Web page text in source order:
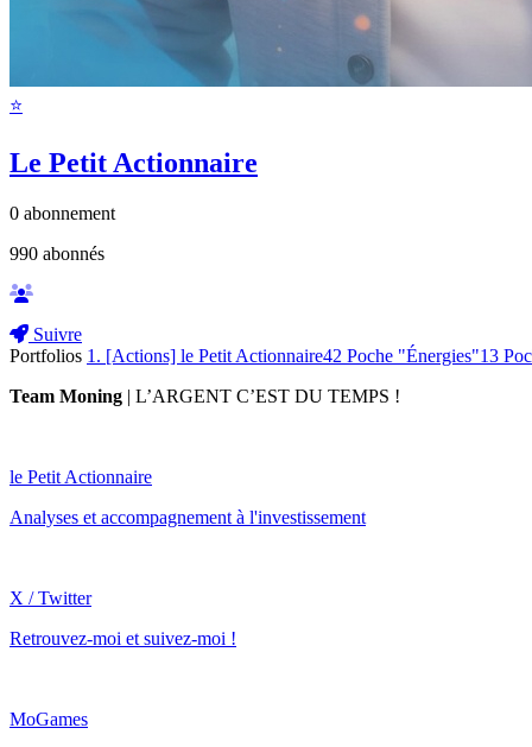
⭐️
Le Petit Actionnaire
0 abonnement
990 abonnés
Suivre
Portfolios 1. [Actions] le Petit Actionnaire42 Poche "Énergies"13
Team Moning | L’ARGENT C’EST DU TEMPS !
le Petit Actionnaire
Analyses et accompagnement à l'investissement
X / Twitter
Retrouvez-moi et suivez-moi !
MoGames